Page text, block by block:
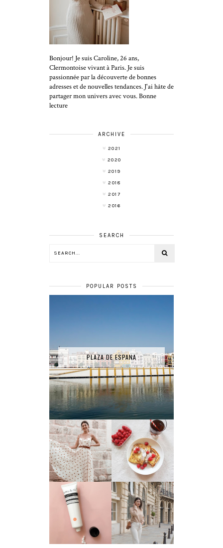
Bonjour! Je suis Caroline, 26 ans,
Clermontoise vivant à Paris. Je suis
passionnée par la découverte de bonnes
adresses et de nouvelles tendances. J'ai hâte de
partager mon univers avec vous. Bonne
lecture
ARCHIVE
2021
2020
2019
2018
2017
2016
SEARCH
POPULAR POSTS
PLAZA DE ESPANA
LA ROBE SÉZANE
RECETTE - PAIN
PERDU
TEST PRODUIT #1
: HYDRA ACTIV
SMART NUTRIENT
DAY DREAM - FIGS
& ROUGE
3 TENUES
PORTÉES CE MOIS
#JANVIER